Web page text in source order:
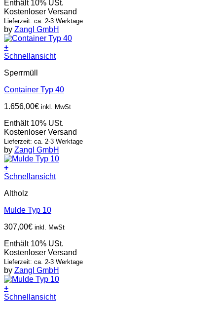
Enthält 10% USt.
Kostenloser Versand
Lieferzeit: ca. 2-3 Werktage
by Zangl GmbH
+
Schnellansicht
Sperrmüll
Container Typ 40
1.656,00€ inkl. MwSt
Enthält 10% USt.
Kostenloser Versand
Lieferzeit: ca. 2-3 Werktage
by Zangl GmbH
+
Schnellansicht
Altholz
Mulde Typ 10
307,00€ inkl. MwSt
Enthält 10% USt.
Kostenloser Versand
Lieferzeit: ca. 2-3 Werktage
by Zangl GmbH
+
Schnellansicht